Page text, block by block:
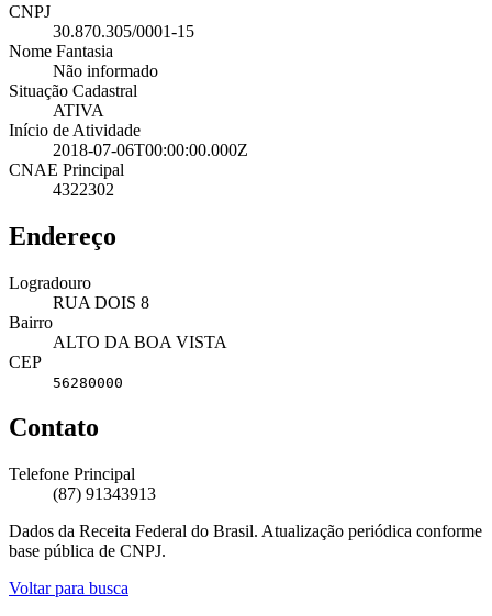
CNPJ
30.870.305/0001-15
Nome Fantasia
Não informado
Situação Cadastral
ATIVA
Início de Atividade
2018-07-06T00:00:00.000Z
CNAE Principal
4322302
Endereço
Logradouro
RUA DOIS 8
Bairro
ALTO DA BOA VISTA
CEP
56280000
Contato
Telefone Principal
(87) 91343913
Dados da Receita Federal do Brasil. Atualização periódica conforme
base pública de CNPJ.
Voltar para busca